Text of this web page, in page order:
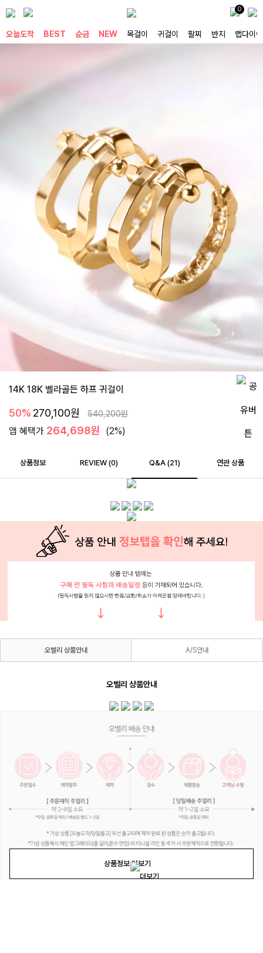
0
오늘도착 BEST 순금 NEW 목걸이 귀걸이 팔찌 반지 랩다이아
14K 18K 벨라골든 하프 귀걸이
50% 270,100원 540,200원
앱 혜택가 264,698원 (2%)
상품정보 REVIEW (0) Q&A (21) 연관 상품
상품정보 더보기
오벨리 상품안내 A/S안내
오벨리 상품안내